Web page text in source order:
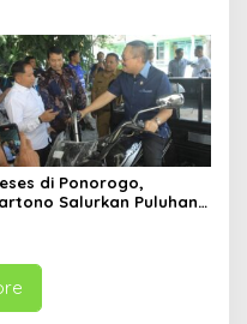
di Ponorogo,
Salurkan Puluhan